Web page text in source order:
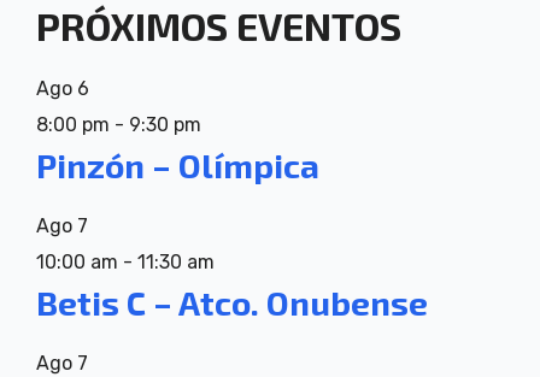
PRÓXIMOS EVENTOS
Ago 6
8:00 pm - 9:30 pm
Pinzón – Olímpica
Ago 7
10:00 am - 11:30 am
Betis C – Atco. Onubense
Ago 7